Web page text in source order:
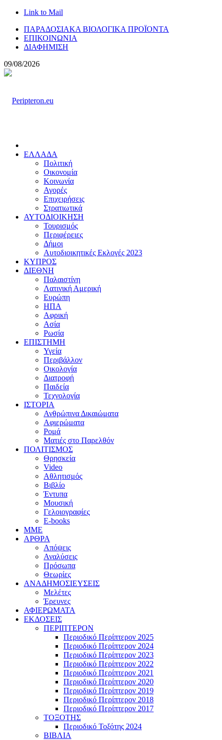
Link to Mail
ΠΑΡΑΔΟΣΙΑΚΑ ΒΙΟΛΟΓΙΚΑ ΠΡΟΪΟΝΤΑ
ΕΠΙΚΟΙΝΩΝΙΑ
ΔΙΑΦΗΜΙΣΗ
09/08/2026
ΕΛΛΑΔΑ
Πολιτική
Οικονομία
Κοινωνία
Αγορές
Επιχειρήσεις
Στρατιωτικά
ΑΥΤΟΔΙΟΙΚΗΣΗ
Τουρισμός
Περιφέρειες
Δήμοι
Αυτοδιοικητικές Εκλογές 2023
ΚΥΠΡΟΣ
ΔΙΕΘΝΗ
Παλαιστίνη
Λατινική Αμερική
Ευρώπη
ΗΠΑ
Αφρική
Ασία
Ρωσία
ΕΠΙΣΤΗΜΗ
Υγεία
Περιβάλλον
Οικολογία
Διατροφή
Παιδεία
Τεχνολογία
ΙΣΤΟΡΙΑ
Ανθρώπινα Δικαιώματα
Αφιερώματα
Ρομά
Ματιές στο Παρελθόν
ΠΟΛΙΤΙΣΜΟΣ
Θρησκεία
Video
Αθλητισμός
Βιβλίο
Έντυπα
Μουσική
Γελοιογραφίες
E-books
MME
ΑΡΘΡΑ
Απόψεις
Αναλύσεις
Πρόσωπα
Θεωρίες
ΑΝΑΔΗΜΟΣΙΕΥΣΕΙΣ
Μελέτες
Έρευνες
ΑΦΙΕΡΩΜΑΤΑ
ΕΚΔΟΣΕΙΣ
ΠΕΡΙΠΤΕΡΟΝ
Περιοδικό Περίπτερον 2025
Περιοδικό Περίπτερον 2024
Περιοδικό Περίπτερον 2023
Περιοδικό Περίπτερον 2022
Περιοδικό Περίπτερον 2021
Περιοδικό Περίπτερον 2020
Περιοδικό Περίπτερον 2019
Περιοδικό Περίπτερον 2018
Περιοδικό Περίπτερον 2017
ΤΟΞΟΤΗΣ
Περιοδικό Τοξότης 2024
ΒΙΒΛΙΑ